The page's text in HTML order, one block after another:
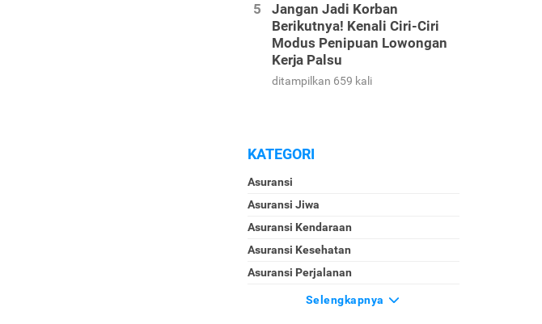
Jangan Jadi Korban
Berikutnya! Kenali Ciri-Ciri
Modus Penipuan Lowongan
Kerja Palsu
ditampilkan 659 kali
KATEGORI
Asuransi
Asuransi Jiwa
Asuransi Kendaraan
Asuransi Kesehatan
Asuransi Perjalanan
Selengkapnya